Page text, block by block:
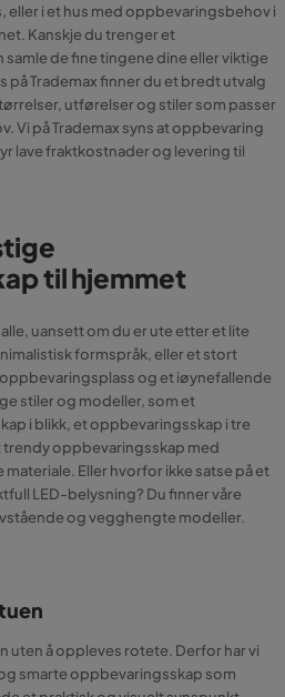
eller i et hus med oppbevaringsbehov i
Kanskje du trenger et
de fine tingene dine eller viktige
Trademax finner du et bredt utvalg
utførelser og stiler som passer
Vi på Trademax syns at oppbevaring
lave fraktkostnader og levering til
til hjemmet
uansett om du er ute etter et lite
formspråk, eller et stort
og et iøynefallende
stiler og modeller, som et
i blikk, et oppbevaringsskap i tre
trendy oppbevaringsskap med
Eller hvorfor ikke satse på et
LED-belysning? Du finner våre
og vegghengte modeller.
uten å oppleves rotete. Derfor har vi
smarte oppbevaringsskap som